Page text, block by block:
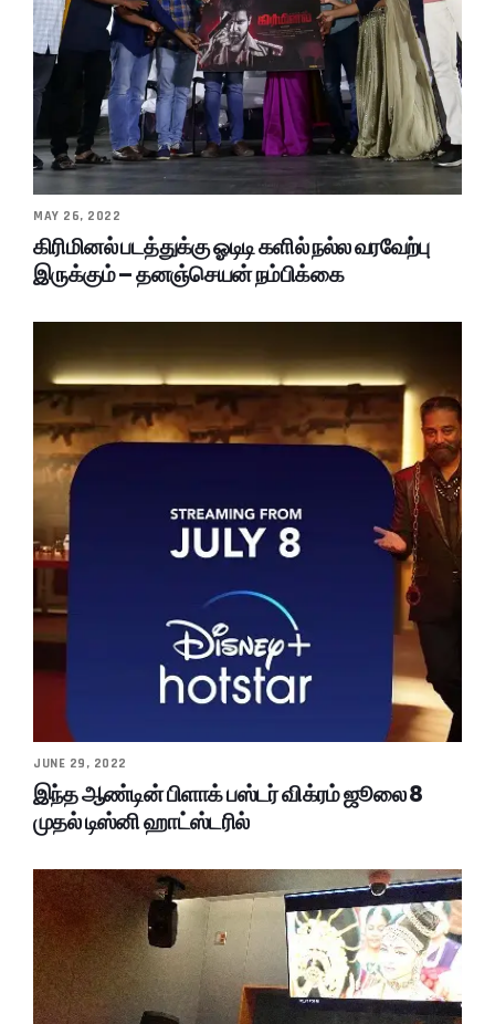
MAY 26, 2022
கிரிமினல் படத்துக்கு ஓடிடி களில் நல்ல வரவேற்பு
இருக்கும் – தனஞ்செயன் நம்பிக்கை
JUNE 29, 2022
இந்த ஆண்டின் பிளாக் பஸ்டர் விக்ரம் ஜூலை 8
முதல் டிஸ்னி ஹாட்ஸ்டரில்